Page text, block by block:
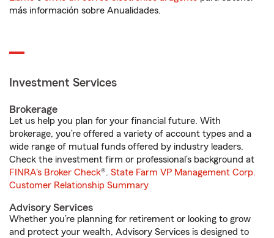
más información sobre Anualidades.
Investment Services
Brokerage
Let us help you plan for your financial future. With
brokerage, you’re offered a variety of account types and a
wide range of mutual funds offered by industry leaders.
Check the investment firm or professional’s background at
FINRA's Broker Check®. State Farm VP Management Corp.
Customer Relationship Summary
Advisory Services
Whether you’re planning for retirement or looking to grow
and protect your wealth, Advisory Services is designed to